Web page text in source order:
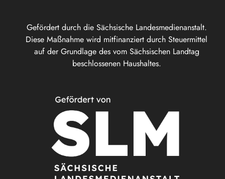
Gefördert durch die Sächsische Landesmedienanstalt.
Diese Maßnahme wird mitfinanziert durch Steuermittel
auf der Grundlage des vom Sächsischen Landtag
beschlossenen Haushaltes.